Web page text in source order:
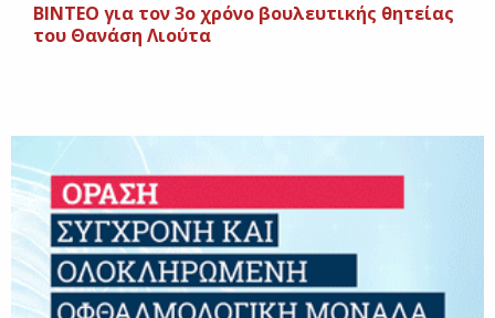
ΒΙΝΤΕΟ για τον 3ο χρόνο βουλευτικής θητείας
του Θανάση Λιούτα